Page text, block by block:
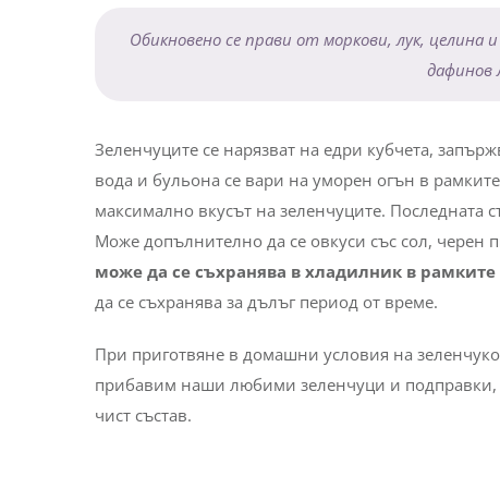
Обикновено се прави от моркови, лук, целина
дафинов
Зеленчуците се нарязват на едри кубчета,
вода и бульона се вари на уморен огън в
максимално вкусът на зеленчуците. Последната
Може допълнително да се овкуси със сол, черен
може да се съхранява в хладилник в рамките
да се съхранява за дълъг период от време.
При приготвяне в домашни условия на
прибавим наши любими зеленчуци и подправки,
чист състав.